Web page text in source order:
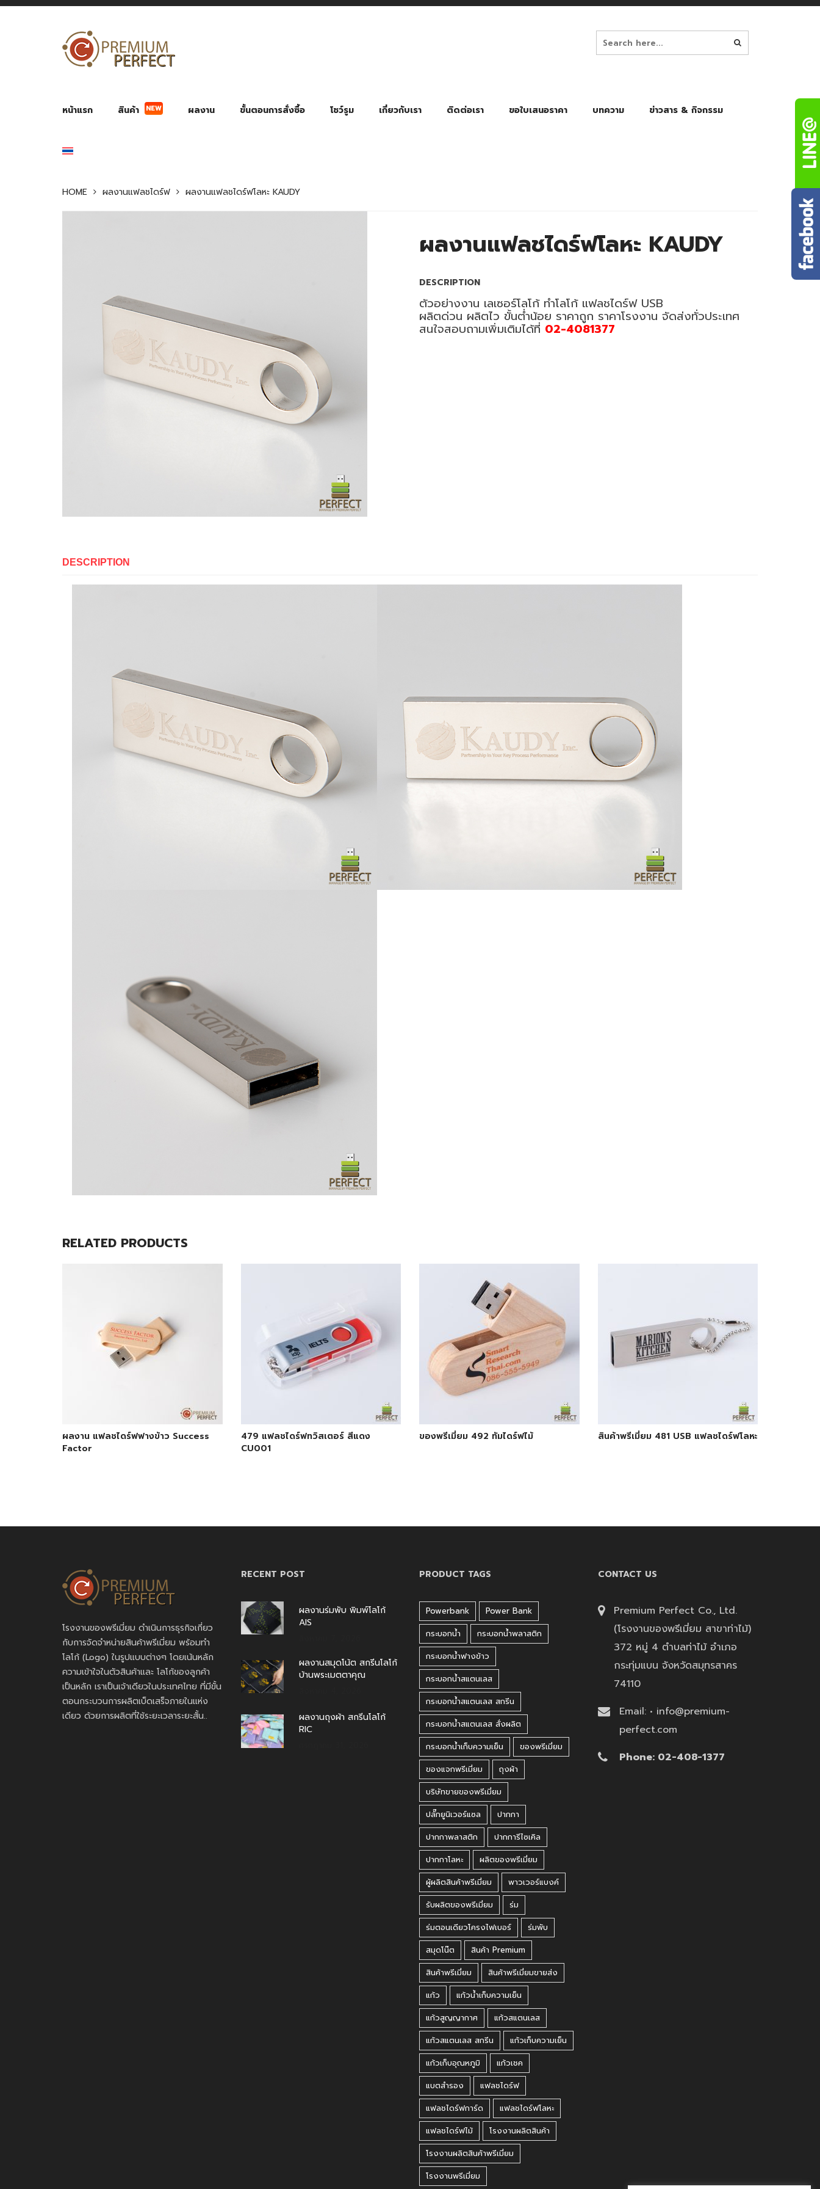
หน้าแรก สินค้า NEW ผลงาน ขั้นตอนการสั่งซื้อ โชว์รูม เกี่ยวกับเรา ติดต่อเรา ขอใบเสนอราคา บทความ ข่าวสาร & กิจกรรม
HOME ผลงานแฟลชไดร์ฟ ผลงานแฟลชไดร์ฟโลหะ KAUDY
ผลงานแฟลชไดร์ฟโลหะ KAUDY
DESCRIPTION
ตัวอย่างงาน เลเซอร์โลโก้ ทำโลโก้ แฟลชไดร์ฟ USB
ผลิตด่วน ผลิตไว ขั้นต่ำน้อย ราคาถูก ราคาโรงงาน จัดส่งทั่วประเทศ
สนใจสอบถามเพิ่มเติมได้ที่ 02-4081377
DESCRIPTION
RELATED PRODUCTS
ผลงาน แฟลชไดร์ฟฟางข้าว Success
Factor
479 แฟลชไดร์ฟทวิสเตอร์ สีแดง
CU001
ของพรีเมี่ยม 492 ทัมไดร์ฟไม้ สินค้าพรีเมี่ยม 481 USB แฟลชไดร์ฟโลหะ
โรงงานของพรีเมี่ยม ดำเนินการธุรกิจเกี่ยว
กับการจัดจำหน่ายสินค้าพรีเมี่ยม พร้อมทำ
โลโก้ (Logo) ในรูปแบบต่างๆ โดยเน้นหลัก
ความเข้าใจในตัวสินค้าและ โลโก้ของลูกค้า
เป็นหลัก เราเป็นเจ้าเดียวในประเทศไทย ที่มีขั้น
ตอนกระบวนการผลิตเบ็ดเสร็จภายในแห่ง
เดียว ด้วยการผลิตที่ใช้ระยะเวลาระยะสั้น..
RECENT POST
ผลงานร่มพับ พิมพ์โลโก้
AIS
ผลงานสมุดโน้ต สกรีนโลโก้
บ้านพระเมตตาคุณ
ผลงานถุงผ้า สกรีนโลโก้
RIC
PRODUCT TAGS
Powerbank
Power Bank
กระบอกน้ำ
กระบอกน้ำพลาสติก
กระบอกน้ำฟางข้าว
กระบอกน้ำสแตนเลส
กระบอกน้ำสแตนเลส สกรีน
กระบอกน้ำสแตนเลส สั่งผลิต
กระบอกน้ำเก็บความเย็น
ของพรีเมี่ยม
ของแจกพรีเมี่ยม
ถุงผ้า
บริษัทขายของพรีเมี่ยม
ปลั๊กยูนิเวอร์แซล
ปากกา
ปากกาพลาสติก
ปากการีไซเคิล
ปากกาโลหะ
ผลิตของพรีเมี่ยม
ผู้ผลิตสินค้าพรีเมี่ยม
พาวเวอร์แบงค์
รับผลิตของพรีเมี่ยม
ร่ม
ร่มตอนเดียวโครงไฟเบอร์
ร่มพับ
สมุดโน๊ต
สินค้า Premium
สินค้าพรีเมี่ยม
สินค้าพรีเมี่ยมขายส่ง
แก้ว
แก้วน้ำเก็บความเย็น
แก้วสูญญากาศ
แก้วสแตนเลส
แก้วสแตนเลส สกรีน
แก้วเก็บความเย็น
แก้วเก็บอุณหภูมิ
แก้วเชค
แบตสำรอง
แฟลชไดร์ฟ
แฟลชไดร์ฟการ์ด
แฟลชไดร์ฟโลหะ
แฟลชไดร์ฟไม้
โรงงานผลิตสินค้า
โรงงานผลิตสินค้าพรีเมี่ยม
โรงงานพรีเมี่ยม
CONTACT US
Premium Perfect Co., Ltd.
(โรงงานของพรีเมี่ยม สาขาท่าไม้)
372 หมู่ 4 ตำบลท่าไม้ อำเภอ
กระทุ่มแบน จังหวัดสมุทรสาคร
74110
Email: • info@premium-
perfect.com
Phone: 02-408-1377